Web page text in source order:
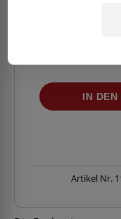
AlphaTheta
EUPHONIA
IN DEN
Artikel Nr.